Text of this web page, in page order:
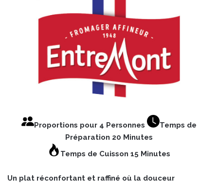
Proportions pour 4 Personnes
Temps de
Préparation 20 Minutes
Temps de Cuisson 15 Minutes
Un plat réconfortant et raffiné où la douceur